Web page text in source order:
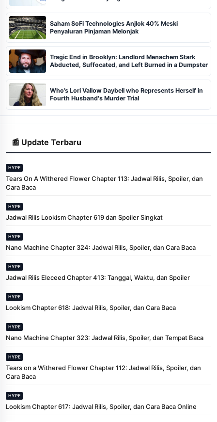
Saham SoFi Technologies Anjlok 40% Meski
Penyaluran Pinjaman Melonjak
Tragic End in Brooklyn: Landlord Menachem Stark
Abducted, Suffocated, and Left Burned in a Dumpster
Who’s Lori Vallow Daybell who Represents Herself in
Fourth Husband's Murder Trial
📰 Update Terbaru
HYPE
Tears On A Withered Flower Chapter 113: Jadwal Rilis, Spoiler, dan
Cara Baca
HYPE
Jadwal Rilis Lookism Chapter 619 dan Spoiler Singkat
HYPE
Nano Machine Chapter 324: Jadwal Rilis, Spoiler, dan Cara Baca
HYPE
Jadwal Rilis Eleceed Chapter 413: Tanggal, Waktu, dan Spoiler
HYPE
Lookism Chapter 618: Jadwal Rilis, Spoiler, dan Cara Baca
HYPE
Nano Machine Chapter 323: Jadwal Rilis, Spoiler, dan Tempat Baca
HYPE
Tears on a Withered Flower Chapter 112: Jadwal Rilis, Spoiler, dan
Cara Baca
HYPE
Lookism Chapter 617: Jadwal Rilis, Spoiler, dan Cara Baca Online